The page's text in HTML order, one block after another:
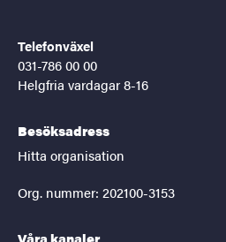
Telefonväxel
031-786 00 00
Helgfria vardagar 8-16
Besöksadress
Hitta organisation
Org. nummer: 202100-3153
Våra kanaler